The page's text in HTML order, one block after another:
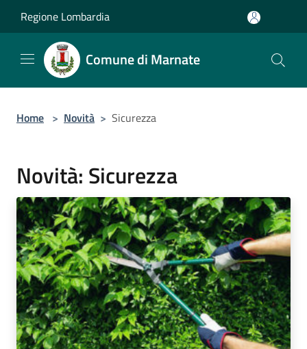
Regione Lombardia
Comune di Marnate
Home > Novità > Sicurezza
Novità: Sicurezza